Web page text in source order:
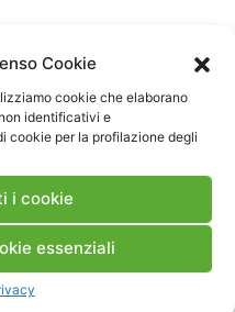
Cookie
cookie che elaborano
identificativi e
cookie per la profilazione degli
i cookie
essenziali